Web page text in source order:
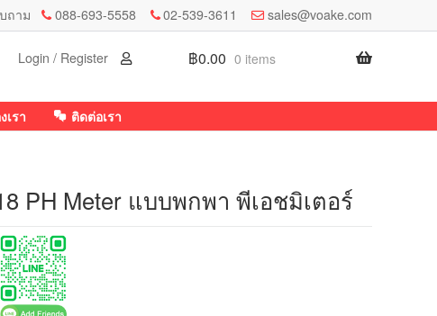
ถาม 088-693-5558 02-539-3611 sales@voake.com
฿0.00 0 items
Login / Register
เรา ติดต่อเรา
PH Meter แบบพกพา พีเอชมิเตอร์